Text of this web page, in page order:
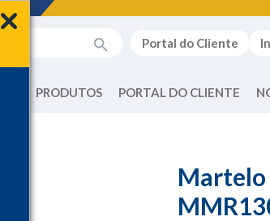
Portal do Cliente
PRODUTOS PORTAL DO CLIENTE
Martelo